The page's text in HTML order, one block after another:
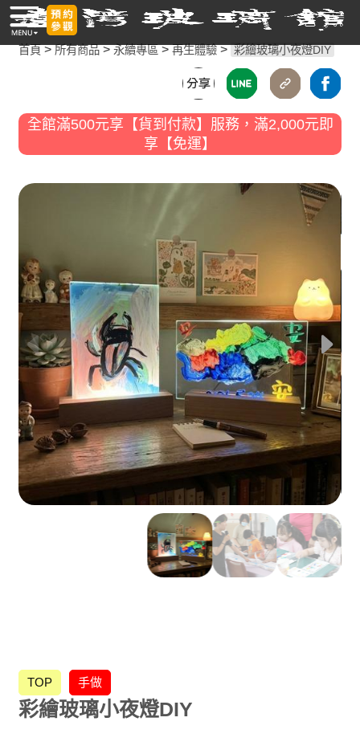
首頁>所有商品>永續專區>再生體驗> 彩繪玻璃小夜燈DIY
全館滿500元享【貨到付款】服務，滿2,000元即
享【免運】
TOP 手做
彩繪玻璃小夜燈DIY